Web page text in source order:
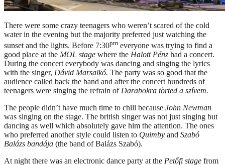
There were some crazy teenagers who weren’t scared of the cold
water in the evening but the majority preferred just watching the
sunset and the lights. Before 7:30pm everyone was trying to find a
good place at the MOL stage where the Halott Pénz had a concert.
During the concert everybody was dancing and singing the lyrics
with the singer, Dávid Marsalkó. The party was so good that the
audience called back the band and after the concert hundreds of
teenagers were singing the refrain of Darabokra törted a szívem.
The people didn’t have much time to chill because John Newman
was singing on the stage. The british singer was not just singing but
dancing as well which absolutely gave him the attention. The ones
who preferred another style could listen to Quimby and Szabó
Balázs bandája (the band of Balázs Szabó).
At night there was an electronic dance party at the Petőfi stage from